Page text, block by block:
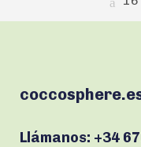
Llámanos: +34